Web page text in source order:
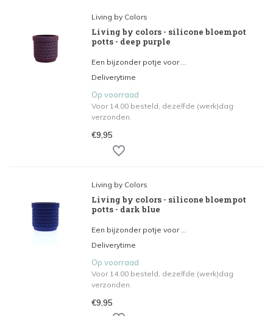
Living by Colors
Living by colors - silicone bloempot
potts - deep purple
Een bijzonder potje voor ...
Deliverytime
Op voorraad
Voor 14.00 besteld, dezelfde (werk)dag
verzonden.
€9,95
Living by Colors
Living by colors - silicone bloempot
potts - dark blue
Een bijzonder potje voor ...
Deliverytime
Op voorraad
Voor 14.00 besteld, dezelfde (werk)dag
verzonden.
€9,95